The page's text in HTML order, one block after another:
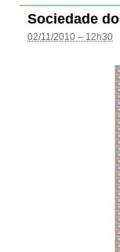
Sociedade
02/11/2010 – 12h30